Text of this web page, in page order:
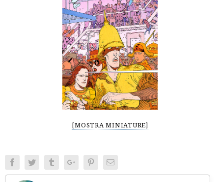
[MOSTRA MINIATURE]
FacebookTwitter TumblrGoogle+PinterestEmail